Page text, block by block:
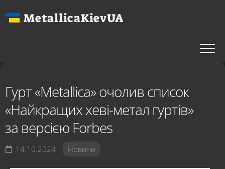
до
MetallicaKievUA
Гурт «Metallica» очолив список
«Найкращих хеві-метал гуртів»
за версією Forbes
14.10.2024 Новини